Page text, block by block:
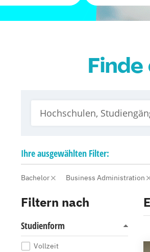
Ihreausgewählten Filter:
Bachelor Business Administration
Filtern nach
Studienform
Vollzeit